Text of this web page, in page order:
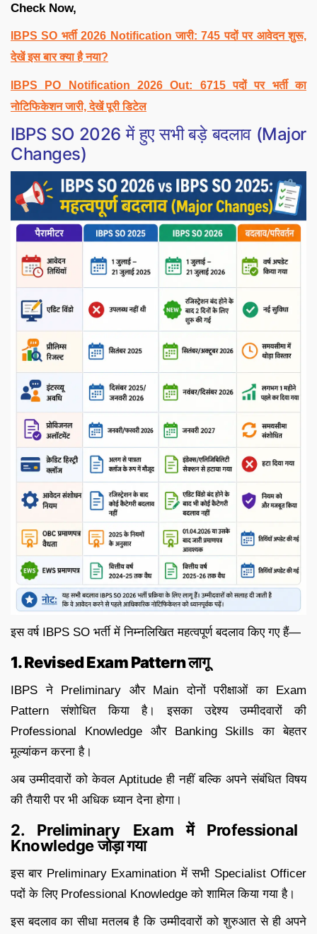
Check Now,
IBPS SO भर्ती 2026 Notification जारी: 745 पदों पर आवेदन शुरू,
देखें इस बार क्या है नया?
IBPS PO Notification 2026 Out: 6715 पदों पर भर्ती का
नोटिफिकेशन जारी, देखें पूरी डिटेल
IBPS SO 2026 में हुए सभी बड़े बदलाव (Major
Changes)
इस वर्ष IBPS SO भर्ती में निम्नलिखित महत्वपूर्ण बदलाव किए गए हैं—
1. Revised Exam Pattern लागू
IBPS ने Preliminary और Main दोनों परीक्षाओं का Exam
Pattern संशोधित किया है। इसका उद्देश्य उम्मीदवारों की
Professional Knowledge और Banking Skills का बेहतर
मूल्यांकन करना है।
अब उम्मीदवारों को केवल Aptitude ही नहीं बल्कि अपने संबंधित विषय
की तैयारी पर भी अधिक ध्यान देना होगा।
2. Preliminary Exam में Professional
Knowledge जोड़ा गया
इस बार Preliminary Examination में सभी Specialist Officer
पदों के लिए Professional Knowledge को शामिल किया गया है।
इस बदलाव का सीधा मतलब है कि उम्मीदवारों को शुरुआत से ही अपने